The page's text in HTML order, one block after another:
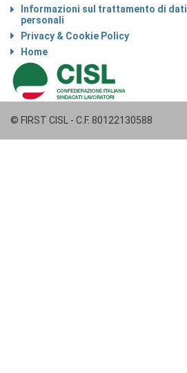
Informazioni sul trattamento di dati
personali
Privacy & Cookie Policy
Home
© FIRST CISL - C.F. 80122130588